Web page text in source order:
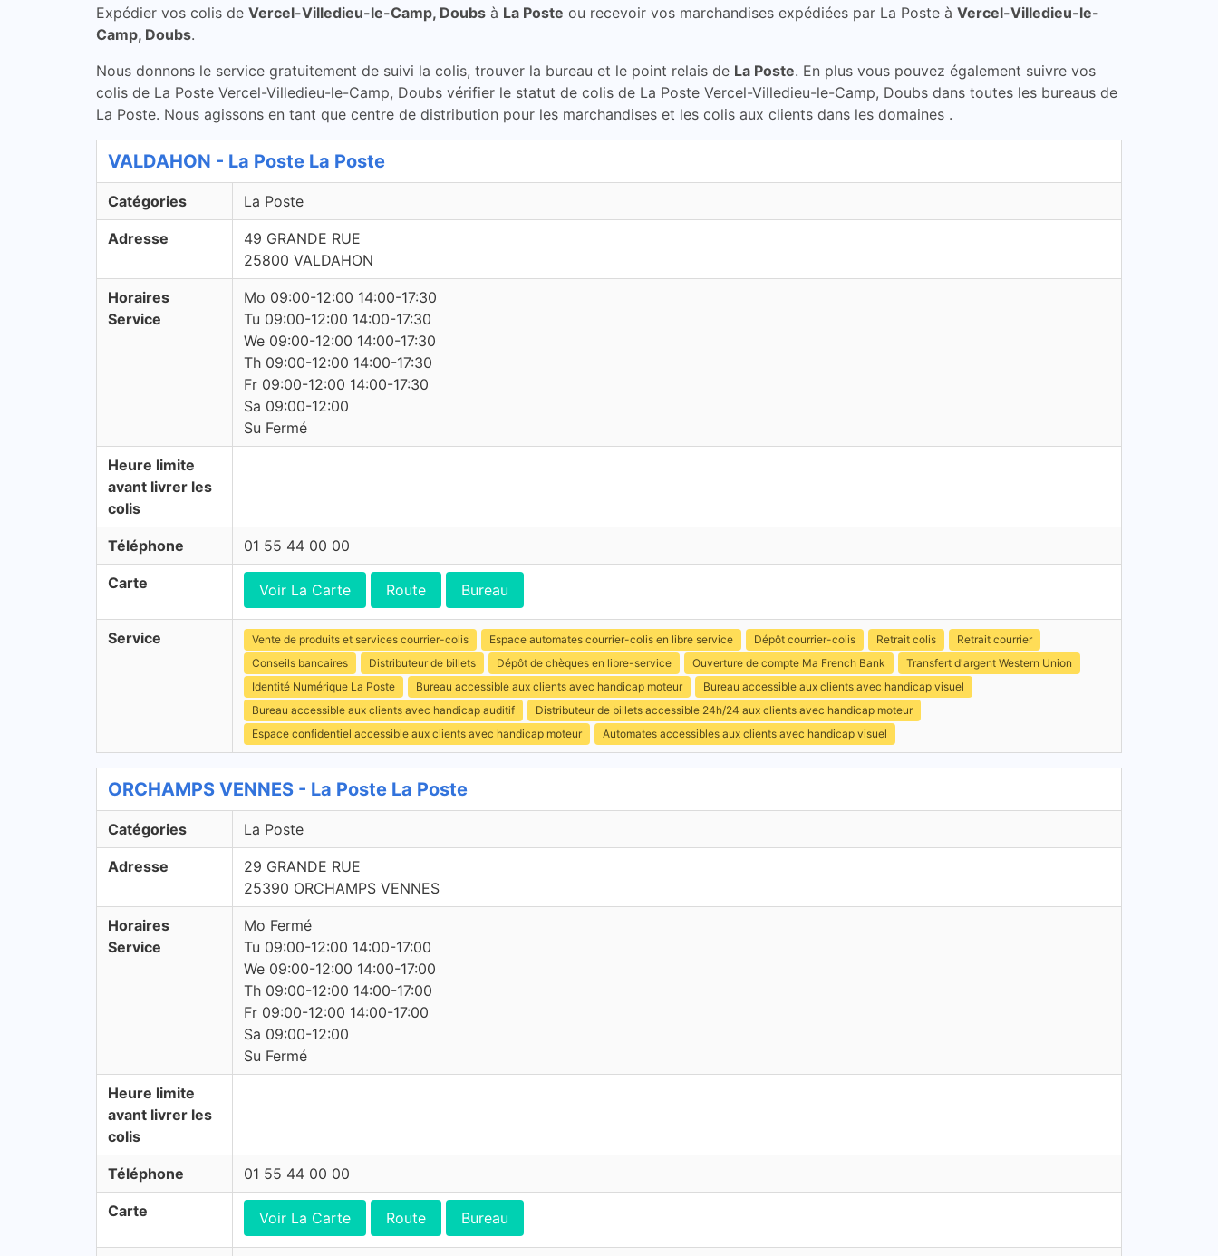
Expédier vos colis de Vercel-Villedieu-le-Camp, Doubs à La Poste ou recevoir vos marchandises expédiées par La Poste à Vercel-Villedieu-le-
Camp, Doubs.
Nous donnons le service gratuitement de suivi la colis, trouver la bureau et le point relais de La Poste. En plus vous pouvez également suivre vos
colis de La Poste Vercel-Villedieu-le-Camp, Doubs vérifier le statut de colis de La Poste Vercel-Villedieu-le-Camp, Doubs dans toutes les bureaus de
La Poste. Nous agissons en tant que centre de distribution pour les marchandises et les colis aux clients dans les domaines .
VALDAHON - La Poste La Poste
Catégories La Poste
Adresse
49 GRANDE RUE
25800 VALDAHON
Horaires
Service
Mo 09:00-12:00 14:00-17:30
Tu 09:00-12:00 14:00-17:30
We 09:00-12:00 14:00-17:30
Th 09:00-12:00 14:00-17:30
Fr 09:00-12:00 14:00-17:30
Sa 09:00-12:00
Su Fermé
Heure limite
avant livrer les
colis
Téléphone 01 55 44 00 00
Carte Voir La Carte Route Bureau
Service Vente de produits et services courrier-colis Espace automates courrier-colis en libre service Dépôt courrier-colis Retrait colis
Retrait courrier
Conseils bancaires
Distributeur de billets Dépôt de chèques en libre-service Ouverture de compte Ma French Bank
Transfert d'argent Western Union
Identité Numérique La Poste
Bureau accessible aux clients avec handicap moteur
Bureau accessible aux clients avec handicap visuel
Bureau accessible aux clients avec handicap auditif
Distributeur de billets accessible 24h/24 aux clients avec handicap moteur
Espace confidentiel accessible aux clients avec handicap moteur
Automates accessibles aux clients avec handicap visuel
ORCHAMPS VENNES - La Poste La Poste
Catégories La Poste
Adresse
29 GRANDE RUE
25390 ORCHAMPS VENNES
Horaires
Service
Mo Fermé
Tu 09:00-12:00 14:00-17:00
We 09:00-12:00 14:00-17:00
Th 09:00-12:00 14:00-17:00
Fr 09:00-12:00 14:00-17:00
Sa 09:00-12:00
Su Fermé
Heure limite
avant livrer les
colis
Téléphone 01 55 44 00 00
Carte Voir La Carte Route Bureau